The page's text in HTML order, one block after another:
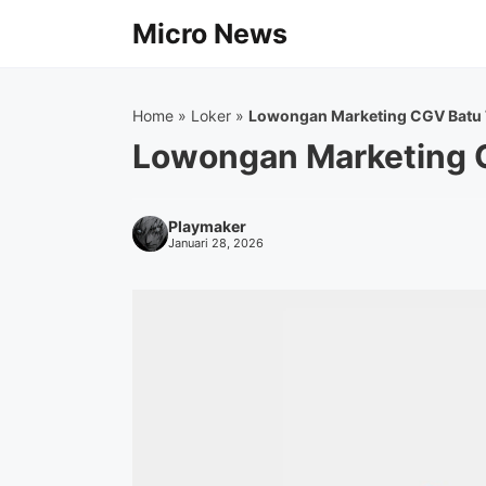
Micro News
Home » Loker » Lowongan Marketing CGV
Lowongan Marketing
Playmaker
Januari 28, 2026